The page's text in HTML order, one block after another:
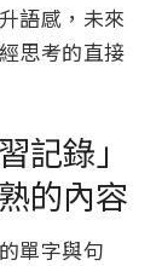
語感，未來
思考的直接
記錄」
的內容
單字與句